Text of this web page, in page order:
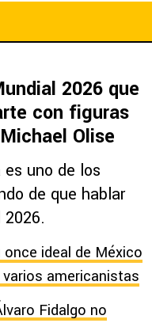
2026 que
con figuras
Olise
uno de los
de que hablar
ideal de México
americanistas
Fidalgo no